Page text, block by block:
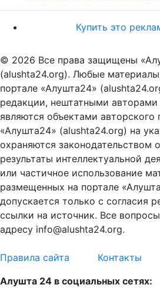
Купить это
© 2026 Все права защищены
(alushta24.org). Любые
портале «Алушта24»
редакции, нештатными авторами
являются объектами авторского
«Алушта24» (alushta24.org) на
охраняются законодательством
результаты интеллектуальной
или частичное использование
размещенных на портале
допускается только с согласия
ссылки на источник. Все
адресу info@alushta24.org.
Правила сайта
Контакты
Алушта 24 в социальных сетях: